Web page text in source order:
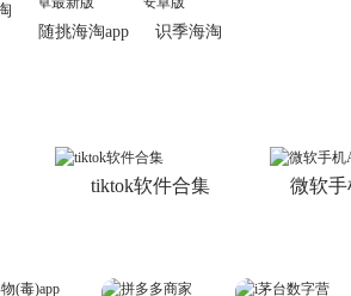
随挑海淘app
识季海淘
tiktok软件合集 微软手